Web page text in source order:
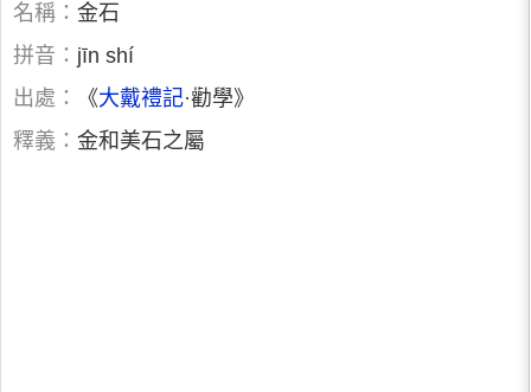
名稱： 金石
拼音： jīn shí
出處：
《大戴禮記·勸學》
釋義： 金和美石之屬